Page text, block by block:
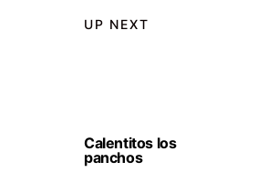
UP NEXT
Calentitos los
panchos